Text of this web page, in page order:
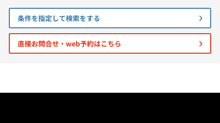
会員メニュー
条件を指定して検索をする
直接お問合せ・web予約はこちら